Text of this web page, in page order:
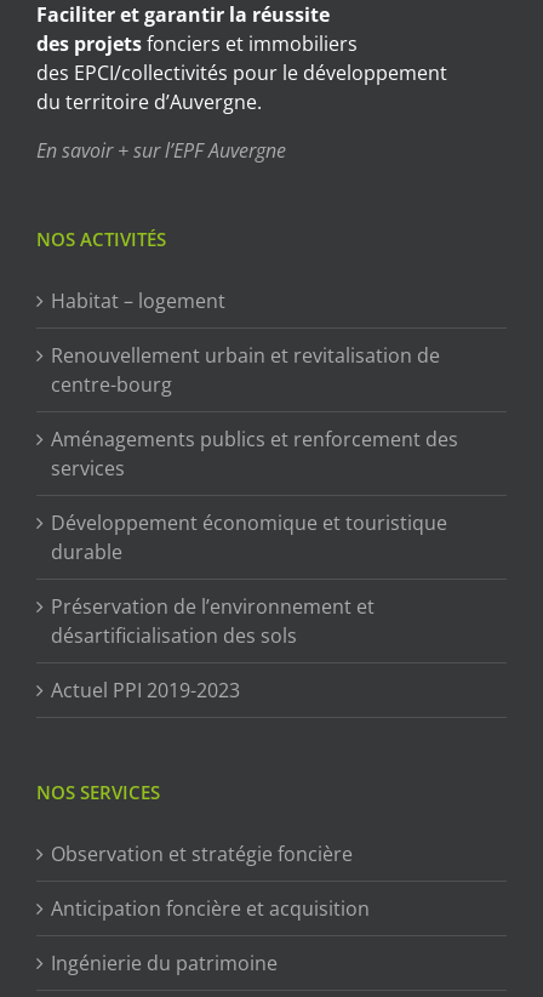
Faciliter et garantir la réussite
des projetsfonciers et immobiliers
des EPCI/collectivités pour le développement
du territoire d’Auvergne.
En savoir + sur l’EPF Auvergne
NOS ACTIVITÉS
Habitat – logement
Renouvellement urbain et revitalisation de
centre-bourg
Aménagements publics et renforcement des
services
Développement économique et touristique
durable
Préservation de l’environnement et
désartificialisation des sols
Actuel PPI 2019-2023
NOS SERVICES
Observation et stratégie foncière
Anticipation foncière et acquisition
Ingénierie du patrimoine